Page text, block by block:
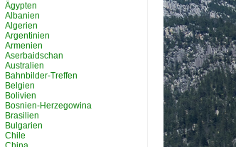
Ägypten
Albanien
Algerien
Argentinien
Armenien
Aserbaidschan
Australien
Bahnbilder-Treffen
Belgien
Bolivien
Bosnien-Herzegowina
Brasilien
Bulgarien
Chile